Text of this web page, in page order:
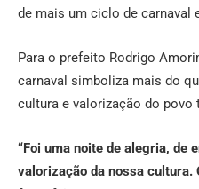
de mais um ciclo de carnaval
Para o prefeito Rodrigo
carnaval simboliza mais do
cultura e valorização do povo
“Foi uma noite de alegria, de
valorização da nossa cultura.